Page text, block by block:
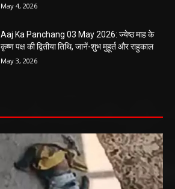
May 4, 2026
Aaj Ka Panchang 03 May 2026: ज्येष्ठ माह के
कृष्ण पक्ष की द्वितीया तिथि, जानें-शुभ मुहूर्त और राहुकाल
May 3, 2026